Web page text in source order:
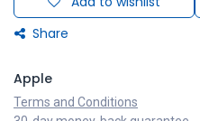
Share
Apple
Terms and Conditions